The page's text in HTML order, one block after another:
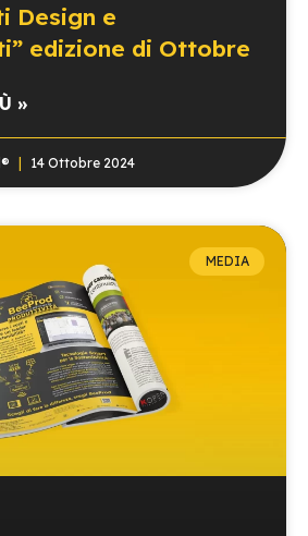
Design e
edizione di Ottobre
»
14 Ottobre 2024
MEDIA